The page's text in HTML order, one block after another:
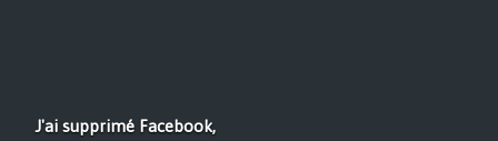
J'ai supprimé Facebook,